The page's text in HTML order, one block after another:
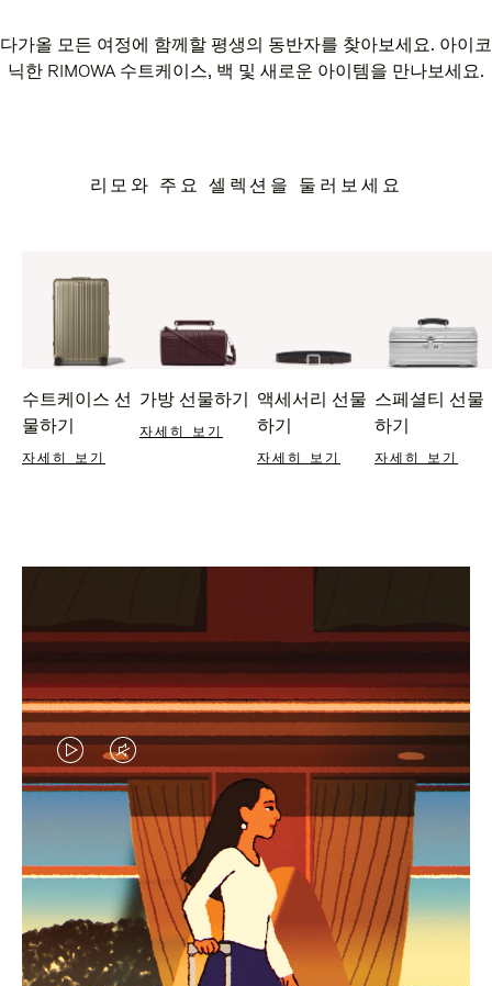
다가올 모든 여정에 함께할 평생의 동반자를 찾아보세요. 아이코
닉한 RIMOWA 수트케이스, 백 및 새로운 아이템을 만나보세요.
리모와 주요 셀렉션을 둘러보세요
수트케이스 선
물하기
자세히 보기
가방 선물하기
자세히 보기
액세서리 선물
하기
자세히 보기
스페셜티 선물
하기
자세히 보기
VIDEO
IS
PLAYED,
PLEASE
PRESS
TO
VIDEO
IS
MUTED,
PLEASE
PRESS
TO
엄선된 기프트 셀렉션
모든 여정의 완벽한 동반자 찾
기